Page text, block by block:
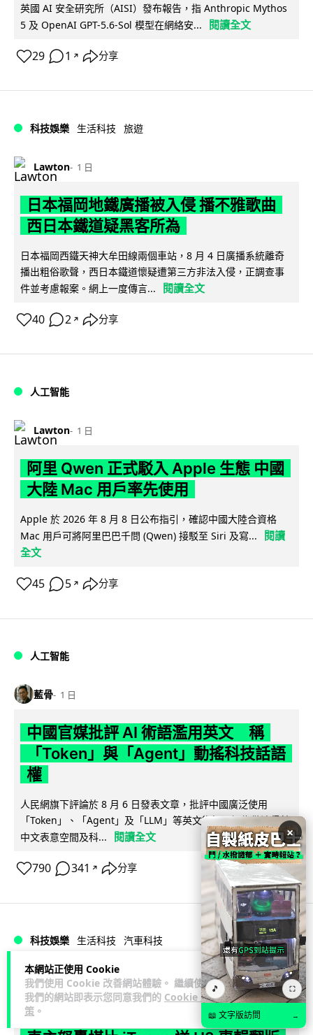
本網站正使用 Cookie
我們使用 Cookie 改善網站體驗。 繼續使用
我們的網站即表示您同意我們的 Cookie 政
策 。
英國 AI 安全研究所（AISI）發布報告，指 Anthropic Mythos
5 及 OpenAI GPT-5.6-Sol 模型在網絡安...
閱讀全文
29 1 ↗ 分享
科技娛樂 生活科技 旅遊
Lawton 1 日
日本福岡地鐵廣播被入侵 播不雅歌曲
西日本鐵道疑黑客所為
日本福岡西鐵天神大牟田線兩個車站，8 月 4 日廣播系統離奇
播出粗俗歌聲，西日本鐵道懷疑遭第三方非法入侵，正調查事
件並考慮報案。網上一度傳言...
閱讀全文
40 2 ↗ 分享
人工智能
Lawton 1 日
阿里 Qwen 正式駁入 Apple 生態 中國
大陸 Mac 用戶率先使用
Apple 於 2026 年 8 月 8 日公布指引，確認中國大陸合資格
Mac 用戶可將阿里巴巴千問 (Qwen) 接駁至 Siri 及寫...
閱讀
全文
45 5 ↗ 分享
人工智能
藍骨 1 日
中國官媒批評 AI 術語濫用英文 稱
「Token」與「Agent」動搖科技話語
權
人民網旗下評論於 8 月 6 日發表文章，批評中國廣泛使用
「Token」、「Agent」及「LLM」等英文術語，認為做法侵蝕
中文表意空間及科...
閱讀全文
790 341 ↗ 分享
科技娛樂 生活科技 汽車科技
藍骨 1 日
BMW 車廂熒幕強推蜘蛛俠電影廣告
×
🎵 ⛶
📖 文字版訪問 →